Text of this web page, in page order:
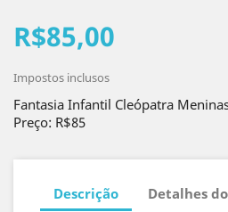
R$85,00
Impostos inclusos
Fantasia Infantil Cleópatra
Preço: R$85
Descrição
Detalhes